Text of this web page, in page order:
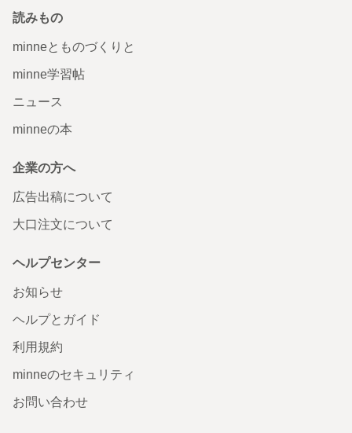
読みもの
minneとものづくりと
minne学習帖
ニュース
minneの本
企業の方へ
広告出稿について
大口注文について
ヘルプセンター
お知らせ
ヘルプとガイド
利用規約
minneのセキュリティ
お問い合わせ